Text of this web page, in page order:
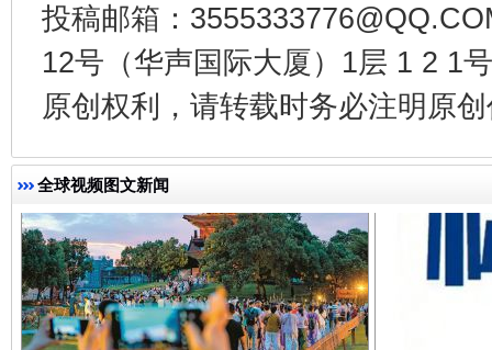
投稿邮箱：
12号（华声国际大厦）1层 1 2 1
原创权利，请转载时务必注明原
全球视频图文新闻
千年窑火 生生不息